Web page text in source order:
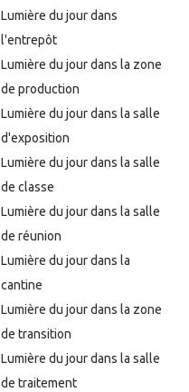
Lumière du jour dans
l'entrepôt
Lumière du jour dans la zone
de production
Lumière du jour dans la salle
d'exposition
Lumière du jour dans la salle
de classe
Lumière du jour dans la salle
de réunion
Lumière du jour dans la
cantine
Lumière du jour dans la zone
de transition
Lumière du jour dans la salle
de traitement